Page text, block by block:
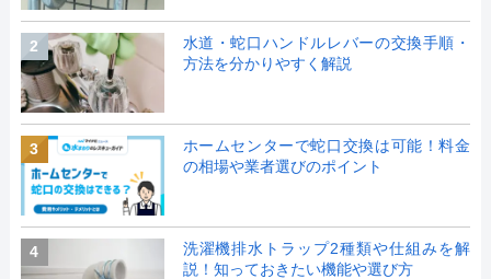
2
水道・蛇口ハンドルレバーの交換手順・
方法を分かりやすく解説
3
ホームセンターで蛇口交換は可能！料金
の相場や業者選びのポイント
4
洗濯機排水トラップ2種類や仕組みを解
説！知っておきたい機能や選び方